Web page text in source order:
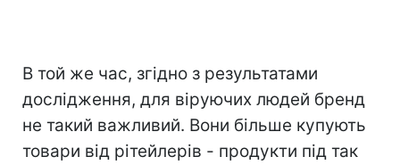
В той же час, згідно з результатами
дослідження, для віруючих людей бренд
не такий важливий. Вони більше купують
товари від рітейлерів - продукти під так